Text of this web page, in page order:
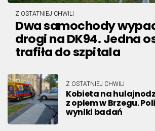
Z OSTATNIEJ CHWILI
Dwa samochody
drogi na DK94. Jedna
trafiła do szpitala
Z OSTATNIEJ CHWILI
Kobieta na
z oplem w Brzegu.
wyniki badań